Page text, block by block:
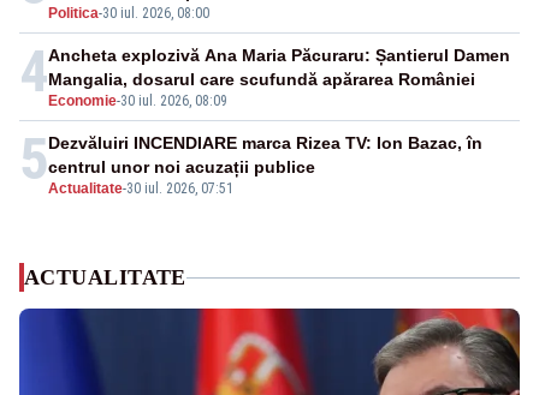
Politica-30 iul. 2026, 08:00
4 Economie-30 iul. 2026, 08:09
Ancheta explozivă Ana Maria Păcuraru: Șantierul Damen
Mangalia, dosarul care scufundă apărarea României
5Actualitate-30 iul. 2026, 07:51
Dezvăluiri INCENDIARE marca Rizea TV: Ion Bazac, în
centrul unor noi acuzații publice
ACTUALITATE